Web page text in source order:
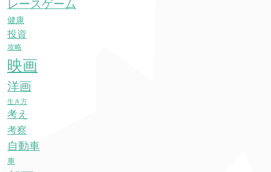
レースゲーム
健康
投資
攻略
映画
洋画
生き方
考え
考察
自動車
車